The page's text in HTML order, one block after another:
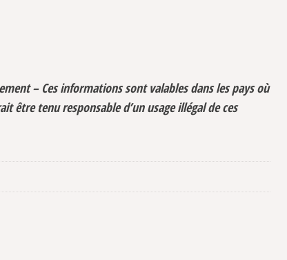
– Ces informations sont valables dans les pays où
être tenu responsable d’un usage illégal de ces